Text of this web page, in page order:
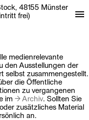
48155 Münster
frei)
medienrelevante
den Ausstellungen der
selbst zusammengestellt.
die Öffentliche
zu vergangenen
im
Archiv . Sollten Sie
zusätzliches Material
an.